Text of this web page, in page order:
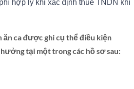
hợp lý khi xác định thuế TNDN khi
ăn ca được ghi cụ thể điều kiện
tại một trong các hồ sơ sau: